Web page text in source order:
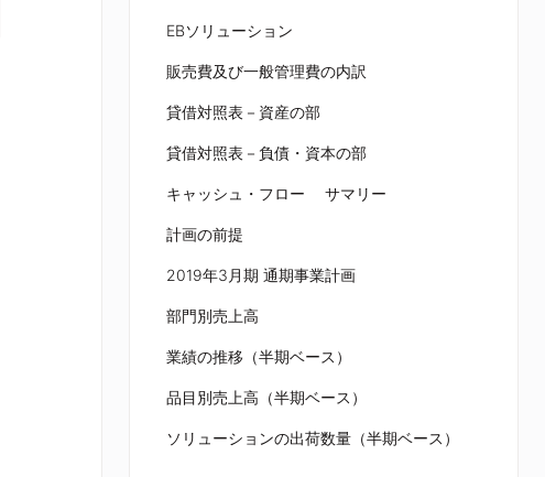
EBソリューション
販売費及び一般管理費の内訳
貸借対照表－資産の部
貸借対照表－負債・資本の部
キャッシュ・フロー サマリー
計画の前提
2019年3月期 通期事業計画
部門別売上高
業績の推移（半期ベース）
品目別売上高（半期ベース）
ソリューションの出荷数量（半期ベース）